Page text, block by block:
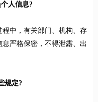
人信息?
中，有关部门、机构、存
严格保密，不得泄露、出
规定?